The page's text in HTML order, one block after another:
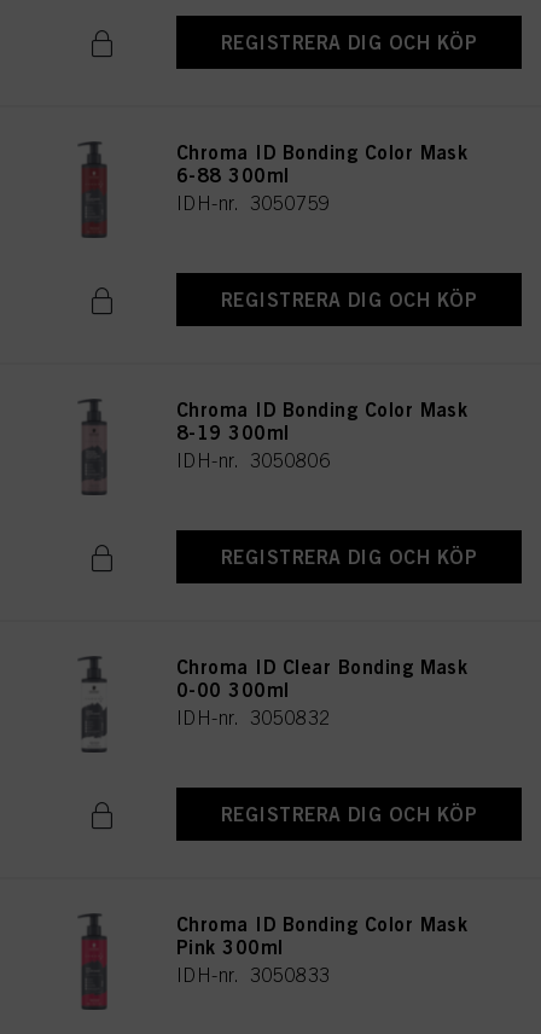
REGISTRERA DIG OCH KÖP
Chroma ID Bonding Color Mask
6-88 300ml
IDH-nr. 3050759
REGISTRERA DIG OCH KÖP
Chroma ID Bonding Color Mask
8-19 300ml
IDH-nr. 3050806
REGISTRERA DIG OCH KÖP
Chroma ID Clear Bonding Mask
0-00 300ml
IDH-nr. 3050832
REGISTRERA DIG OCH KÖP
Chroma ID Bonding Color Mask
Pink 300ml
IDH-nr. 3050833